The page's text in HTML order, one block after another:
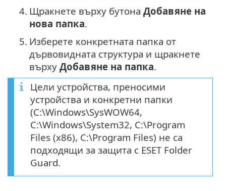
4. Щракнете върху бутона Добавяне на
нова папка.
5. Изберете конкретната папка от
дървовидната структура и щракнете
върху Добавяне на папка.
Цели устройства, преносими
устройства и конкретни папки
(C:\Windows\SysWOW64,
C:\Windows\System32, C:\Program
Files (x86), C:\Program Files) не са
подходящи за защита с ESET Folder
Guard.